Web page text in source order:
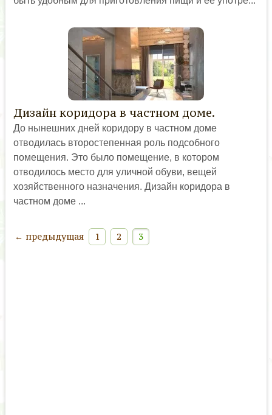
Дизайн коридора в частном доме.
До нынешних дней коридору в частном доме
отводилась второстепенная роль подсобного
помещения. Это было помещение, в котором
отводилось место для уличной обуви, вещей
хозяйственного назначения. Дизайн коридора в
частном доме ...
← предыдущая 1 2 3